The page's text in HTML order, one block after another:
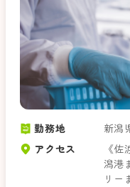
勤務地
新潟
アクセス
《
潟港
リー